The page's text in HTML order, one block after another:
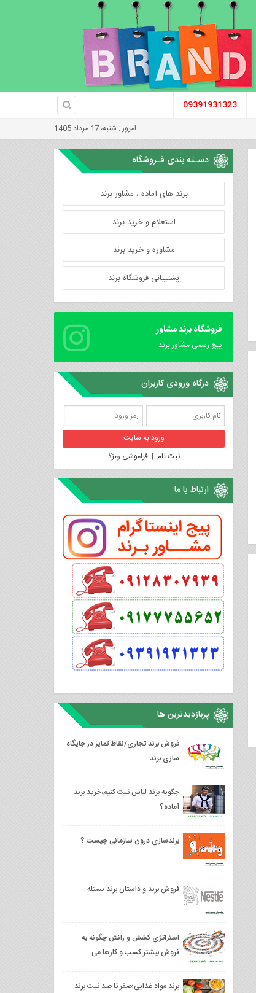
09391931323
امروز : شنبه، 17 مرداد 1405
دسـته بندی فـروشگاه
برند های آماده ، مشاور برند
استعلام و خرید برند
مشاوره و خرید برند
پشتیبانی فروشگاه برند
فروشگاه برند مشاور
پیچ رسمی مشاور برند
درگاه ورودی کاربران
ثبت نام |فراموشی رمز؟
ارتباط با ما
پربازدیدترین ها
فروش برند تجاری/نقاط تمایز در جایگاه
سازی برند
چگونه برند لباس ثبت کنیم،خرید برند
آماده؟
برندسازی درون سازمانی چیست ؟
فروش برند و داستان برند نستله
استراتژی کشش و رانش چگونه به
فروش بیشتر کسب و کارها می
برند مواد غذایی؛صفر تا صد ثبت برند